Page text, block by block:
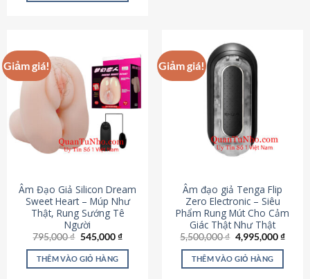
Giảm giá!
Âm Đạo Giả Silicon Dream
Sweet Heart – Múp Như
Thật, Rung Sướng Tê
Người
795,000₫ Giá
là:
795,000 ₫.
545,000₫Giá
tại
545,000 ₫.
THÊM VÀO GIỎ HÀNG
Giảm giá!
Âm đạo giả Tenga Flip
Zero Electronic – Siêu
Phẩm Rung Mút Cho Cảm
Giác Thật Như Thật
5,500,000₫ Giá
gốc
là:
5,500,000 ₫.
4,995,000₫Giá
THÊM VÀO GIỎ HÀNG